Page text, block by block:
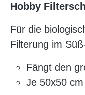
Hobby
Für die
Filterung im
Fängt den
Je 50x50